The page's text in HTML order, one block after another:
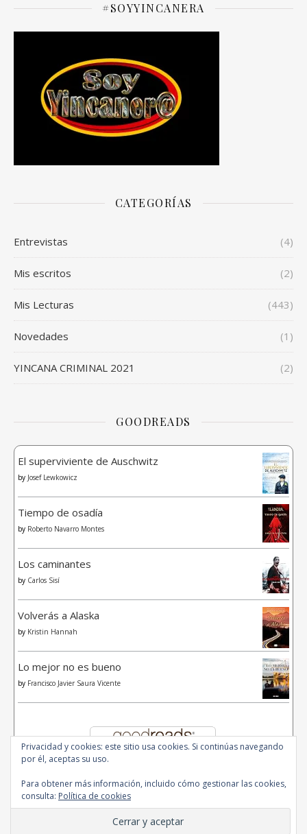
#SOYYINCANERA
CATEGORÍAS
Entrevistas (4)
Mis escritos (2)
Mis Lecturas (443)
Novedades (1)
YINCANA CRIMINAL 2021 (2)
GOODREADS
El superviviente de Auschwitz
by Josef Lewkowicz
Tiempo de osadía
by Roberto Navarro Montes
Los caminantes
by Carlos Sisí
Volverás a Alaska
by Kristin Hannah
Lo mejor no es bueno
by Francisco Javier Saura Vicente
© 2020 - All Rights Reserved.
Ashe Tema de WP Royal
Privacidad y cookies: este sitio usa cookies. Si continúas navegando
por él, aceptas su uso.
Para obtener más información, incluido cómo gestionar las cookies,
consulta: Política de cookies